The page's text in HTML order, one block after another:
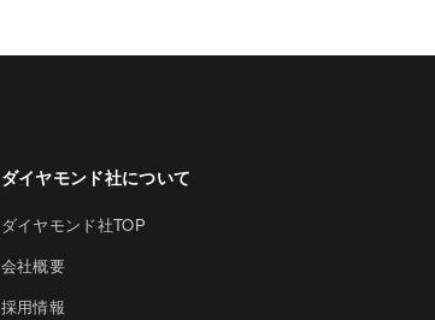
ダイヤモンド社について
ダイヤモンド社TOP
会社概要
採用情報